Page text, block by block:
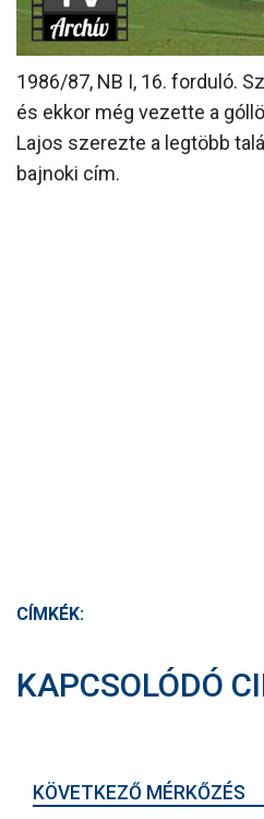
1986/87, NB I, 16. forduló.
és ekkor még vezette a
Lajos szerezte a legtöbb
bajnoki cím.
CÍMKÉK:
KAPCSOLÓDÓ
KÖVETKEZŐ MÉRKŐZÉS